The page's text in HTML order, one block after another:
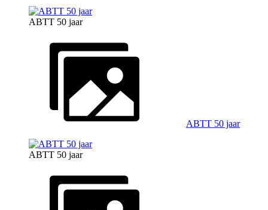
ABTT 50 jaar
ABTT 50 jaar
ABTT 50 jaar